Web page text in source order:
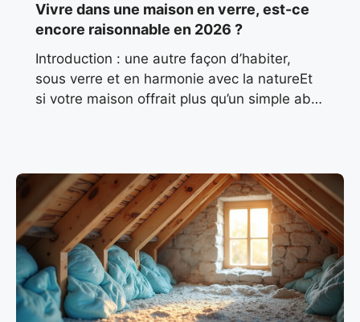
Vivre dans une maison en verre, est-ce
encore raisonnable en 2026 ?
Introduction : une autre façon d’habiter,
sous verre et en harmonie avec la natureEt
si votre maison offrait plus qu’un simple abri